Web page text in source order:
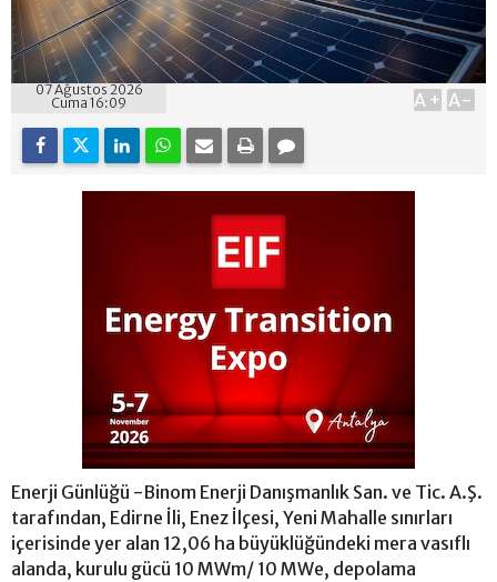
07 Ağustos 2026
Cuma 16:09
A+ A-
Enerji Günlüğü -Binom Enerji Danışmanlık San. ve Tic. A.Ş.
tarafından, Edirne İli, Enez İlçesi, Yeni Mahalle sınırları
içerisinde yer alan 12,06 ha büyüklüğündeki mera vasıflı
alanda, kurulu gücü 10 MWm/ 10 MWe, depolama